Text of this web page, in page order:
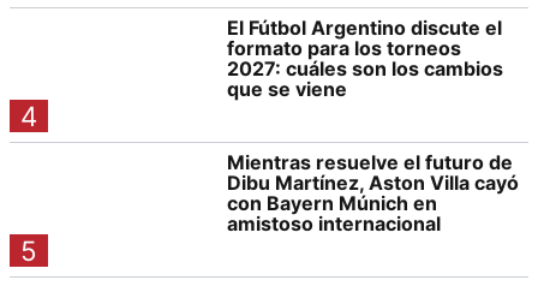
4
El Fútbol Argentino discute el
formato para los torneos
2027: cuáles son los cambios
que se viene
5
Mientras resuelve el futuro de
Dibu Martínez, Aston Villa cayó
con Bayern Múnich en
amistoso internacional